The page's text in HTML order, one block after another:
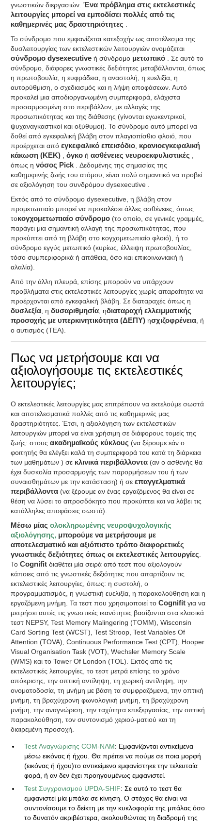
γνωστικών διεργασιών.Ένα πρόβλημα στις εκτελεστικές
λειτουργίες μπορεί να εμποδίσει πολλές από τις
καθημερινές μας δραστηριότητες .
Το σύνδρομο που εμφανίζεται κατεξοχήν ως αποτέλεσμα της
δυσλειτουργίας των εκτελεστικών λειτουργιών ονομάζεται
σύνδρομο dysexecutive ή σύνδρομο μετωπικό . Σε αυτό το
σύνδρομο, διάφορες γνωστικές δεξιότητες μεταβάλλονται, όπως
η πρωτοβουλία, η ευφράδεια, η αναστολή, η ευελιξία, η
αυτορύθμιση, ο σχεδιασμός και η λήψη αποφάσεων. Αυτό
προκαλεί μια αποδιοργανωμένη συμπεριφορά, ελάχιστα
προσαρμοσμένη στο περιβάλλον, με αλλαγές της
προσωπικότητας και της διάθεσης (γίνονται εγωκεντρικοί,
ψυχαναγκαστικοί και οξύθυμοι). Το σύνδρομο αυτό μπορεί να
δοθεί από εγκεφαλική βλάβη στον πλαγιοπίσθιο φλοιό, που
προέρχεται απόεγκεφαλικό επεισόδιο, κρανιοεγκεφαλική
κάκωση (ΚΕΚ) ,όγκοήασθένειες νευροεκφυλιστικές ,
όπως η νόσος Pick . Δεδομένης της σημασίας της
καθημερινής ζωής του ατόμου, είναι πολύ σημαντικό να προβεί
σε αξιολόγηση τoυ συνδρόμου dysexecutive .
Εκτός από το σύνδρομο dysexecutive, η βλάβη στον
προμετωπιαίο μπορεί να προκαλέσει άλλες ασθένειες, όπως
τοκογχομετωπιαίο σύνδρομο (το οποίο, σε γενικές γραμμές,
παράγει μια σημαντική αλλαγή της προσωπικότητας, που
προκύπτει από τη βλάβη στο κογχομετωπιαίο φλοιό), ή το
σύνδρομο εγγύς μετωπικό (κυρίως, έλλειψη πρωτοβουλίας,
τόσο συμπεριφορικά ή απάθεια, όσο και επικοινωνιακή ή
αλαλία).
Από την άλλη πλευρά, επίσης μπορούν να υπάρχουν
προβλήματα στις εκτελεστικές λειτουργίες χωρίς απαραίτητα να
προέρχονται από εγκεφαλική βλάβη. Σε διαταραχές όπως η
δυσλεξία, ηδυσαριθμησία, ηδιαταραχή ελλειμματικής
προσοχής με υπερκινητικότητα (ΔΕΠΥ) ησχιζοφρένεια, ή
ο αυτισμός (TEA).
Πως να μετρήσουμε και να
αξιολογήσουμε τις εκτελεστικές
λειτουργίες;
Ο εκτελεστικές λειτουργίες μας επιτρέπουν να εκτελούμε σωστά
και αποτελεσματικά πολλές από τις καθημερινές μας
δραστηριότητες. Έτσι, η αξιολόγηση των εκτελεστικών
λειτουργιών μπορεί να είναι χρήσιμη σε διάφορους τομείς της
ζωής: στους ακαδημαϊκούς κύκλους (να ξέρουμε εάν ο
φοιτητής θα ελέγξει καλά τη συμπεριφορά του κατά τη διάρκεια
των μαθημάτων ) σε κλινικά περιβάλλοντα (αν ο ασθενής θα
έχει δυσκολία προσαρμογής των παρορμήσεων του ή των
συναισθημάτων με την κατάσταση) ή σε επαγγελματικά
περιβάλλοντα (να ξέρουμε αν ένας εργαζόμενος θα είναι σε
θέση να λύσει το απροσδόκητο που προκύπτει και να λάβει τις
κατάλληλες αποφάσεις σωστά).
Μέσω μίας ολοκληρωμένης νευροψυχολογικής
αξιολόγησης, μπορούμε να μετρήσουμε με
αποτελεσματικό και αξιόπιστο τρόπο διαφορετικές
γνωστικές δεξιότητες όπως οι εκτελεστικές λειτουργίες.
Το Cognifitδιαθέτει μία σειρά από τεστ που αξιολογούν
κάποιες από τις γνωστικές δεξιότητες που απαρτίζουν τις
εκτελεστικές λειτουργίες, όπως: η συστολή, ο
προγραμματισμός, η γνωστική ευελιξία, η παρακολούθηση και η
εργαζόμενη μνήμη. Τα τεστ που χρησιμοποιεί τοCognifit για να
μετρήσει αυτές τις γνωστικές ικανότητες βασίζονται στα κλασικά
τεστ NEPSY, Test Memory Malingering (TΟΜΜ), Wisconsin
Card Sorting Test (WCST), Test Stroop, Test Variables Of
Attention (TOVA), Continuous Performance Test (CPT), Hooper
Visual Organisation Task (VOT), Wechsler Memory Scale
(WMS) και το Tower Of London (TOL). Εκτός από τις
εκτελεστικές λειτουργίες, το τεστ μετρά επίσης το χρόνο
απόκρισης, την οπτική αντίληψη, τη χωρική αντίληψη, την
ονοματοδοσία, τη μνήμη με βάση τα συμφραζόμενα, την οπτική
μνήμη, τη βραχύχρονη φωνολογική μνήμη, τη βραχύχρονη
μνήμη, την αναγνώριση, την ταχύτητα επεξεργασίας, την οπτική
παρακολούθηση, τον συντονισμό χεριού-ματιού και τη
διαιρεμένη προσοχή.
Test Αναγνώρισης COM-NAM: Εμφανίζονται αντικείμενα
μέσω εικόνας ή ήχου. Θα πρέπει να πούμε σε ποια μορφή
(εικόνας ή ήχου)το αντικείμενο εμφανίστηκε την τελευταία
φορά, ή αν δεν έχει προηγουμένως εμφανιστεί.
Test Συγχρονισμού UPDA-SHIF: Σε αυτό το τεστ θα
εμφανιστεί μία μπάλα σε κίνηση. Ο στόχος θα είναι να
συντονίσουμε το δείκτη με την κυκλοφορία της μπάλας όσο
το δυνατόν ακριβέστερα, ακολουθώντας τη διαδρομή της